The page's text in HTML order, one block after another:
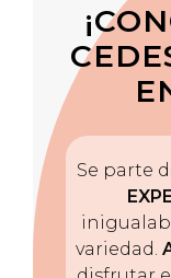
Se parte
variedad.